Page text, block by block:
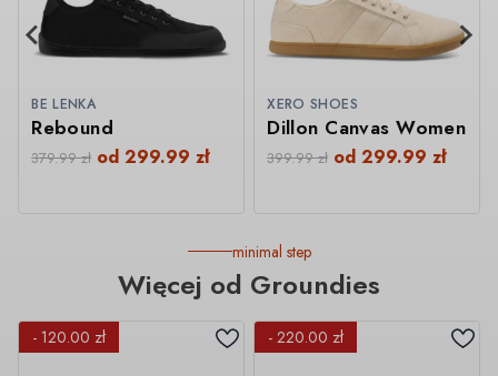
BE LENKA
Rebound
379.99zł od299.99zł
XERO SHOES
Dillon Canvas Women
399.99zł od299.99zł
minimal step
Więcej od Groundies
- 120.00 zł - 220.00 zł